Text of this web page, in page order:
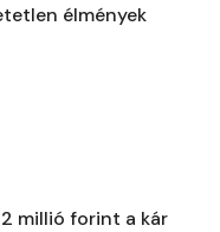
élmények
millió forint a kár